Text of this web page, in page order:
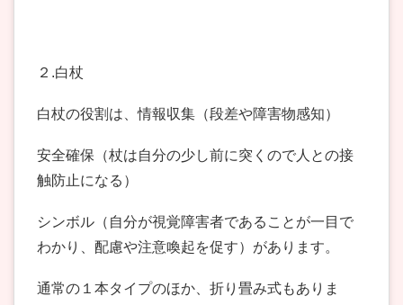
２.白杖
白杖の役割は、情報収集（段差や障害物感知）
安全確保（杖は自分の少し前に突くので人との接
触防止になる）
シンボル（自分が視覚障害者であることが一目で
わかり、配慮や注意喚起を促す）があります。
通常の１本タイプのほか、折り畳み式もありま